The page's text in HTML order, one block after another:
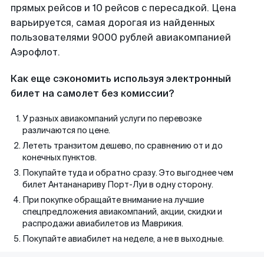
прямых рейсов и 10 рейсов с пересадкой. Цена
варьируется, самая дорогая из найденных
пользователями 9000 рублей авиакомпанией
Аэрофлот.
Как еще сэкономить используя электронный
билет на самолет без комиссии?
У разных авиакомпаний услуги по перевозке
различаются по цене.
Лететь транзитом дешево, по сравнению от и до
конечных пунктов.
Покупайте туда и обратно сразу. Это выгоднее чем
билет Антананариву Порт-Луи в одну сторону.
При покупке обращайте внимание на лучшие
спецпредложения авиакомпаний, акции, скидки и
распродажи авиабилетов из Маврикия.
Покупайте авиабилет на неделе, а не в выходные.